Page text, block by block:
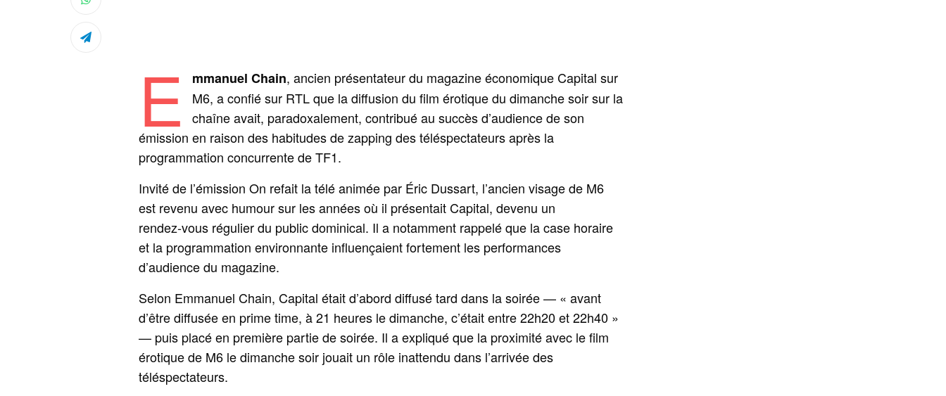
E mmanuel Chain, ancien présentateur du magazine économique Capital sur
M6, a confié sur RTL que la diffusion du film érotique du dimanche soir sur la
chaîne avait, paradoxalement, contribué au succès d’audience de son
émission en raison des habitudes de zapping des téléspectateurs après la
programmation concurrente de TF1.
Invité de l’émission On refait la télé animée par Éric Dussart, l’ancien visage de M6
est revenu avec humour sur les années où il présentait Capital, devenu un
rendez‑vous régulier du public dominical. Il a notamment rappelé que la case horaire
et la programmation environnante influençaient fortement les performances
d’audience du magazine.
Selon Emmanuel Chain, Capital était d’abord diffusé tard dans la soirée — « avant
d’être diffusée en prime time, à 21 heures le dimanche, c’était entre 22h20 et 22h40 »
— puis placé en première partie de soirée. Il a expliqué que la proximité avec le film
érotique de M6 le dimanche soir jouait un rôle inattendu dans l’arrivée des
téléspectateurs.